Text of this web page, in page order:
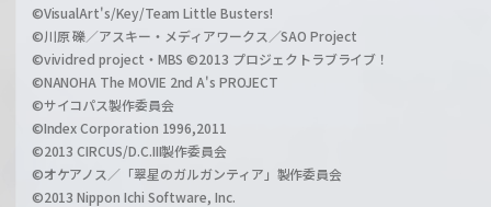
©VisualArt's/Key/Team Little Busters!
©川原 礫／アスキー・メディアワークス／SAO Project
©vividred project・MBS ©2013 プロジェクトラブライブ！
©NANOHA The MOVIE 2nd A's PROJECT
©サイコパス製作委員会
©Index Corporation 1996,2011
©2013 CIRCUS/D.C.III製作委員会
©オケアノス／「翠星のガルガンティア」製作委員会
©2013 Nippon Ichi Software, Inc.